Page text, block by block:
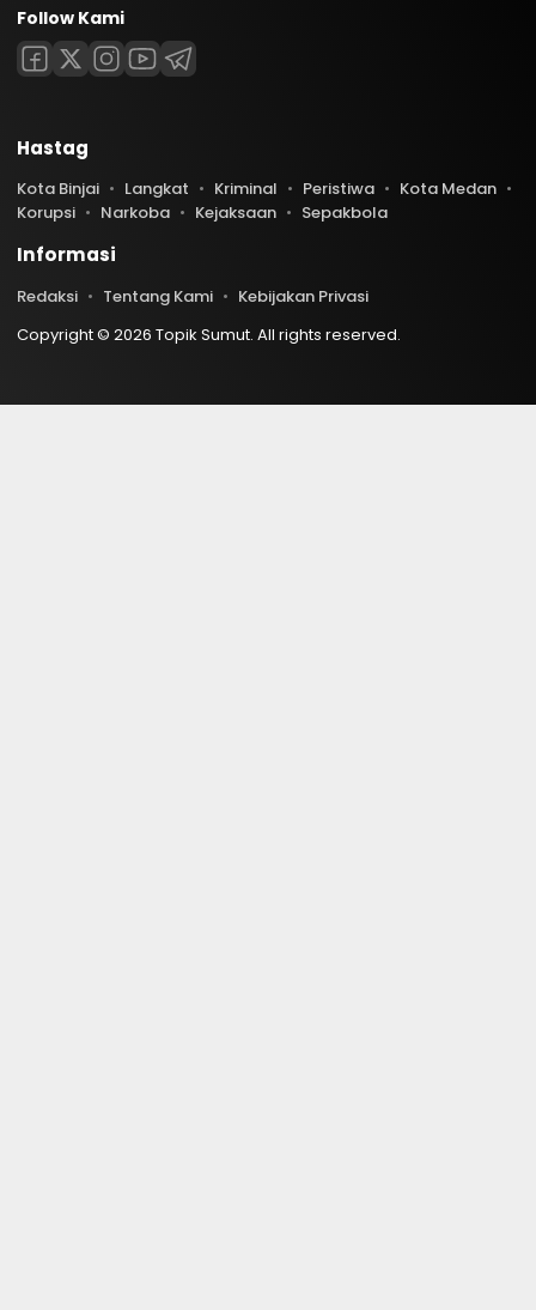
Follow Kami
Hastag
Kota Binjai Langkat Kriminal Peristiwa
Kota Medan
Korupsi
Narkoba Kejaksaan Sepakbola
Informasi
Redaksi Tentang Kami
Kebijakan Privasi
Copyright © 2026 Topik Sumut. All rights reserved.